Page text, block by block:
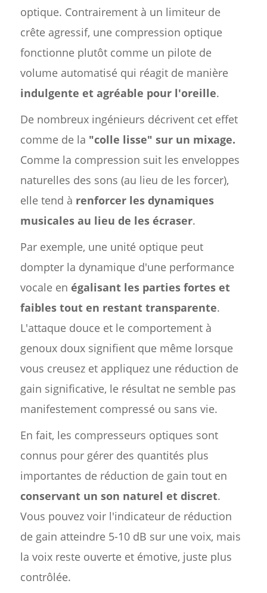
optique. Contrairement à un limiteur de
crête agressif, une compression optique
fonctionne plutôt comme un pilote de
volume automatisé qui réagit de manière
indulgente et agréable pour l'oreille.
De nombreux ingénieurs décrivent cet effet
comme de la "colle lisse" sur un mixage.
Comme la compression suit les enveloppes
naturelles des sons (au lieu de les forcer),
elle tend à renforcer les dynamiques
musicales au lieu de les écraser.
Par exemple, une unité optique peut
dompter la dynamique d'une performance
vocale en égalisant les parties fortes et
faibles tout en restant transparente.
L'attaque douce et le comportement à
genoux doux signifient que même lorsque
vous creusez et appliquez une réduction de
gain significative, le résultat ne semble pas
manifestement compressé ou sans vie.
En fait, les compresseurs optiques sont
connus pour gérer des quantités plus
importantes de réduction de gain tout en
conservant un son naturel et discret.
Vous pouvez voir l'indicateur de réduction
de gain atteindre 5-10 dB sur une voix, mais
la voix reste ouverte et émotive, juste plus
contrôlée.